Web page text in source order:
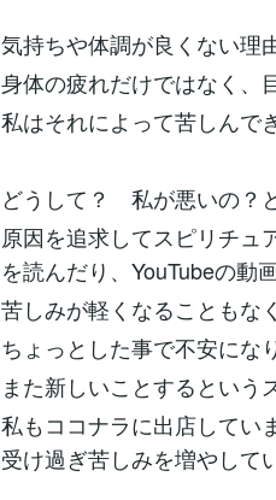
気持ちや体調が良くない理
身体の疲れだけではなく、
私はそれによって苦しんで
どうして？ 私が悪いの？
原因を追求してスピリチュ
を読んだり、YouTubeの動
苦しみが軽くなることもなく
ちょっとした事で不安になり
また新しいことするとい
私もココナラに出店してい
受け過ぎ苦しみを増やして